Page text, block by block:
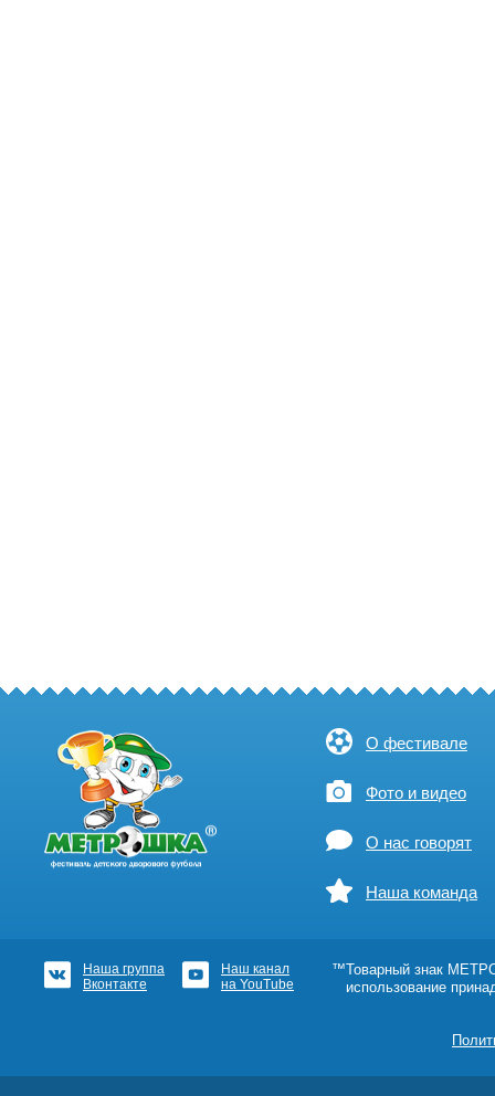
О фестивале
Фото и видео
О нас говорят
Наша команда
Наша группа
Вконтакте
Наш канал
на YouTube
™Товарный знак
использование